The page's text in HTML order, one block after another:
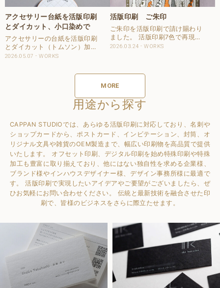
アクセサリー台紙を活版印刷
とダイカット、小口染めで
アクセサリーの台紙を活版印刷
とダイカット（トムソン）加
工、そして小口染めで請け賜わ
付けて完成するアクセサリー台
2026.05.07 WORKS
活版印刷 ご朱印
ご朱印を活版印刷で請け賜わり
ました。 活版印刷7色で再現さ
せて頂きました。 本機色校正で
2026.03.24 WORKS
MORE
用途から探す
CAPPAN STUDIOでは、あらゆる活版印刷に対応しており、名刺や
ショップカードから、ポストカード、インビテーション、封筒、オ
リジナル文具や雑貨のOEM製造まで、幅広い印刷物を高品質で提供
いたします。
オフセット印刷、デジタル印刷を始め特殊印刷や特殊
加工も豊富に取り揃えており、他にはない独自性を求める企業様、
ブランド様やインハウスデザイナー様、デザイン事務所様に最適で
す。
活版印刷で実現したいアイデアやご要望がございましたら、ぜ
ひお気軽にお問い合わせください。 伝統と最新技術を融合させた印
刷で、皆様のビジネスをさらに際立たせます。